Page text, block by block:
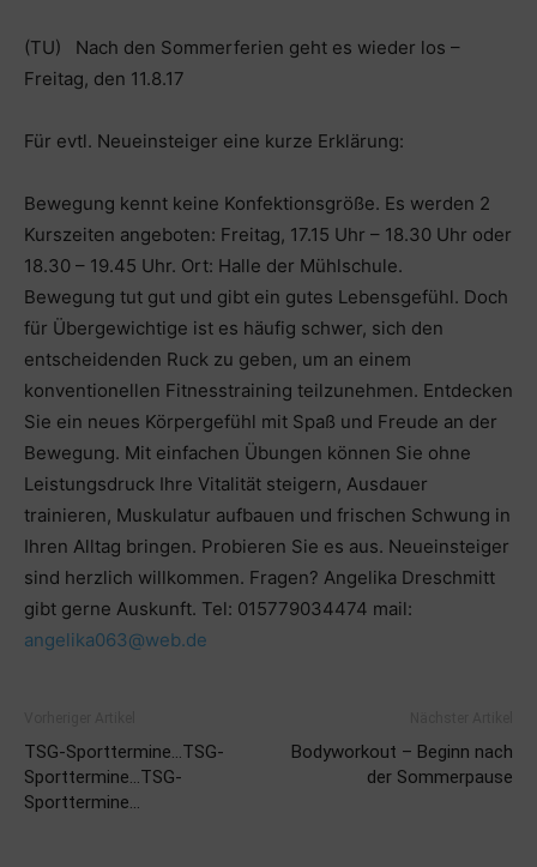
(TU) Nach den Sommerferien geht es wieder los –
Freitag, den 11.8.17
Für evtl. Neueinsteiger eine kurze Erklärung:
Bewegung kennt keine Konfektionsgröße. Es werden 2
Kurszeiten angeboten: Freitag, 17.15 Uhr – 18.30 Uhr oder
18.30 – 19.45 Uhr. Ort: Halle der Mühlschule.
Bewegung tut gut und gibt ein gutes Lebensgefühl. Doch
für Übergewichtige ist es häufig schwer, sich den
entscheidenden Ruck zu geben, um an einem
konventionellen Fitnesstraining teilzunehmen. Entdecken
Sie ein neues Körpergefühl mit Spaß und Freude an der
Bewegung. Mit einfachen Übungen können Sie ohne
Leistungsdruck Ihre Vitalität steigern, Ausdauer
trainieren, Muskulatur aufbauen und frischen Schwung in
Ihren Alltag bringen. Probieren Sie es aus. Neueinsteiger
sind herzlich willkommen. Fragen? Angelika Dreschmitt
gibt gerne Auskunft. Tel: 015779034474 mail:
angelika063@web.de
TSG-Sporttermine…TSG-
Sporttermine…TSG-
Sporttermine…
Bodyworkout – Beginn nach
der Sommerpause